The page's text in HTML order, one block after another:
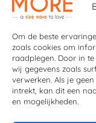
Om de beste
zoals cookies om
raadplegen. Door in
wij gegevens zoals
verwerken. Als je
intrekt, kan dit een
en mogelijkheden.